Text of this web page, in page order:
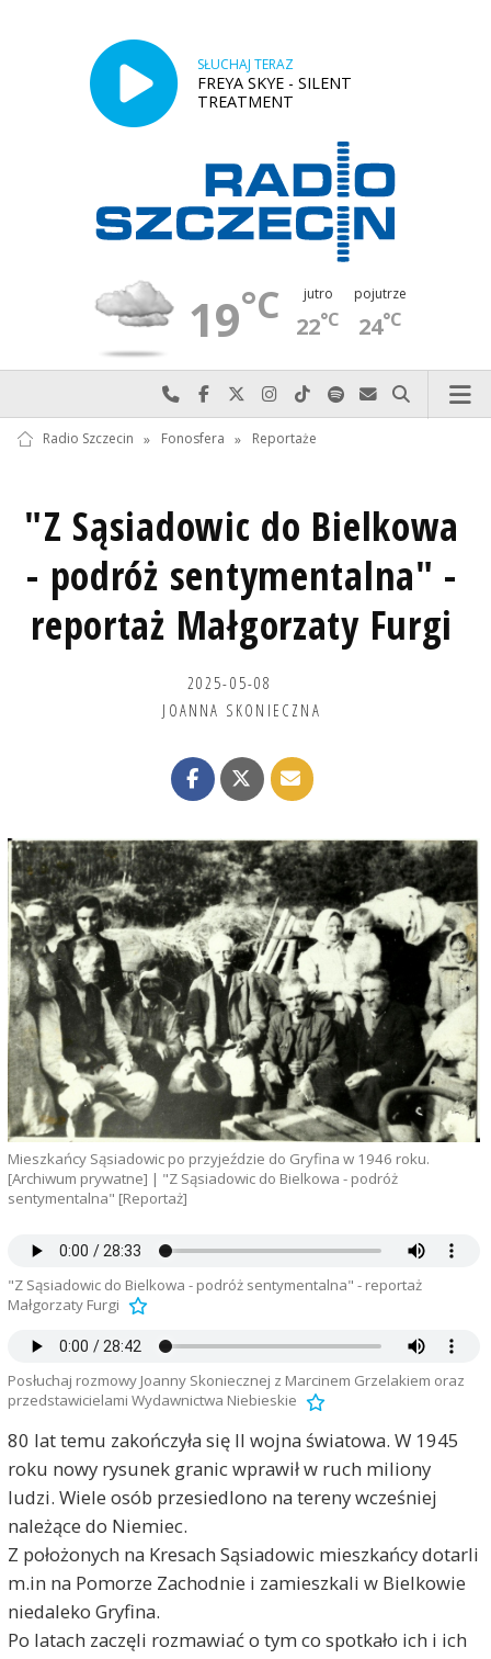
SŁUCHAJ TERAZ
FREYA SKYE - SILENT
TREATMENT
19°C jutro
22°C
pojutrze
24°C
Najlepiej po prostu do nas zadzwoń
Odwiedź nas na Facebook-u
Odwiedź nas na X
Odwiedź nas na Instagram-ie
Odwiedź nas na TikTok-u
Szukaj nas na Spotify
Wyślij do nas
Szukaj
Radio Szczecin » Fonosfera » Reportaże
"Z Sąsiadowic do Bielkowa
- podróż sentymentalna" -
reportaż Małgorzaty Furgi
2025-05-08
JOANNA SKONIECZNA
Mieszkańcy Sąsiadowic po przyjeździe do Gryfina w 1946 roku.
[Archiwum prywatne] | "Z Sąsiadowic do Bielkowa - podróż
sentymentalna" [Reportaż]
"Z Sąsiadowic do Bielkowa - podróż sentymentalna" - reportaż
Małgorzaty Furgi
Posłuchaj rozmowy Joanny Skoniecznej z Marcinem Grzelakiem oraz
przedstawicielami Wydawnictwa Niebieskie
80 lat temu zakończyła się II wojna światowa. W 1945
roku nowy rysunek granic wprawił w ruch miliony
ludzi. Wiele osób przesiedlono na tereny wcześniej
należące do Niemiec.
Z położonych na Kresach Sąsiadowic mieszkańcy dotarli
m.in na Pomorze Zachodnie i zamieszkali w Bielkowie
niedaleko Gryfina.
Po latach zaczęli rozmawiać o tym co spotkało ich i ich